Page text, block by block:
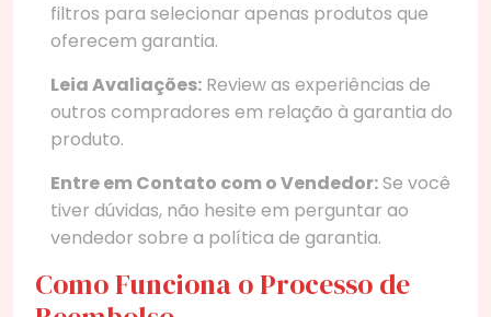
filtros para selecionar apenas produtos que
oferecem garantia.
Leia Avaliações: Review as experiências de
outros compradores em relação à garantia do
produto.
Entre em Contato com o Vendedor:Se você
tiver dúvidas, não hesite em perguntar ao
vendedor sobre a política de garantia.
Como Funciona o Processo de